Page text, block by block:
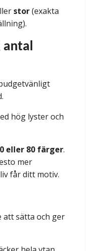
stor(exakta
antal
hög lyster och
eller 80 färger.
mer
får ditt motiv.
att sätta och ger